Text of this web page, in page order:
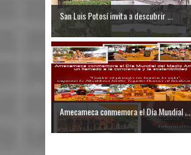
San Luis Potosí invita a descubrir ...
Amecameca conmemora el Día Mundial ...